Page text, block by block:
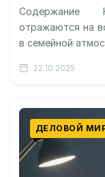
Содержание
отражаются на
в семейной
реагируют на…
22.10.2025
ДЕЛОВОЙ